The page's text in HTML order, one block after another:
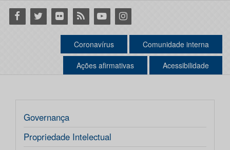
Facebook
Twitter Flickr RSS YoutubeInstagram
Coronavírus Comunidade interna
Ações afirmativas Acessibilidade
Governança
Propriedade Intelectual